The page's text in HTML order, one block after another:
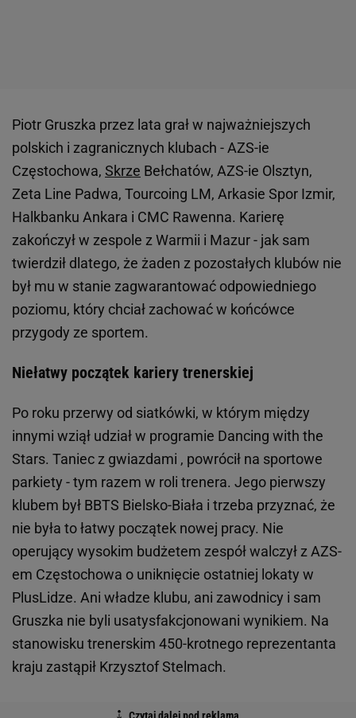
Piotr Gruszka przez lata grał w najważniejszych
polskich i zagranicznych klubach - AZS-ie
Częstochowa, Skrze Bełchatów, AZS-ie Olsztyn,
Zeta Line Padwa, Tourcoing LM, Arkasie Spor Izmir,
Halkbanku Ankara i CMC Rawenna. Karierę
zakończył w zespole z Warmii i Mazur - jak sam
twierdził dlatego, że żaden z pozostałych klubów nie
był mu w stanie zagwarantować odpowiedniego
poziomu, który chciał zachować w końcówce
przygody ze sportem.
Niełatwy początek kariery trenerskiej
Po roku przerwy od siatkówki, w którym między
innymi wziął udział w programie Dancing with the
Stars. Taniec z gwiazdami , powrócił na sportowe
parkiety - tym razem w roli trenera. Jego pierwszy
klubem był BBTS Bielsko-Biała i trzeba przyznać, że
nie była to łatwy początek nowej pracy. Nie
operujący wysokim budżetem zespół walczył z AZS-
em Częstochowa o uniknięcie ostatniej lokaty w
PlusLidze. Ani władze klubu, ani zawodnicy i sam
Gruszka nie byli usatysfakcjonowani wynikiem. Na
stanowisku trenerskim 450-krotnego reprezentanta
kraju zastąpił Krzysztof Stelmach.